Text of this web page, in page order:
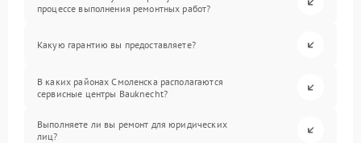
процессе выполнения ремонтных работ?
Какую гарантию вы предоставляете?
В каких районах Смоленска располагаются
сервисные центры Bauknecht?
Выполняете ли вы ремонт для юридических
лиц?